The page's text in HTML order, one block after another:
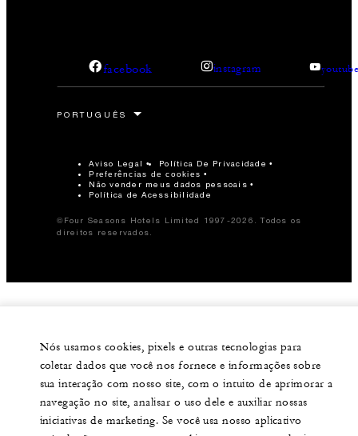
facebook instagram
Aviso Legal Política De Privacidade
Preferências de cookies
Não vender meus dados pessoais
Política de Acessibilidade
©Four Seasons Hotels Limited 1997-2026. Todos os
direitos reservados.
Nós usamos cookies, pixels e outras tecnologias para
coletar dados que você nos fornece e informações sobre
sua interação com nosso site, com o intuito de aprimorar a
navegação no site, analisar o uso dele e auxiliar nossas
iniciativas de marketing. Se você usa nosso aplicativo